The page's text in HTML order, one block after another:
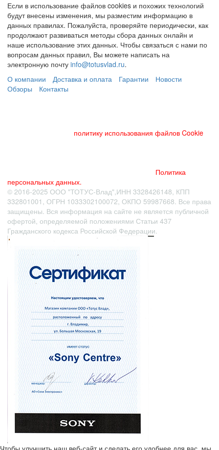
Если в использование файлов cookies и похожих технологий
будут внесены изменения, мы разместим информацию в
данных правилах. Пожалуйста, проверяйте периодически, как
продолжают развиваться методы сбора данных онлайн и
наше использование этих данных. Чтобы связаться с нами по
вопросам данных правил, Вы можете написать на
электронную почту info@totusvlad.ru.
О компании
Доставка и оплата Гарантии
Новости
Обзоры
Контакты
политику использования файлов Cookie
Политика
персональных данных.
© 2016-2025 ООО "ТОТУС-Влад",ИНН 3328426148, КПП
332801001, ОГРН 1033302100072, ОКПО 59987668. Все права
защищены. Вся информация на сайте не является публичной
офертой, определяемой положениями Статьи 437
Гражданского кодекса Российской Федерации.
Чтобы улучшить наш веб-сайт и сделать его удобнее для вас, мы